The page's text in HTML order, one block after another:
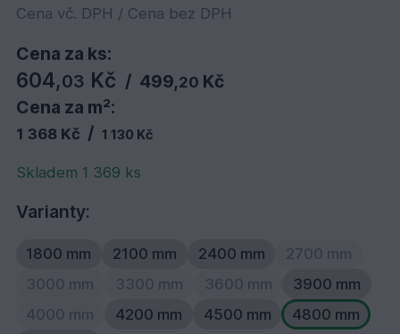
Cena vč. DPH / Cena bez DPH
Cena za ks:
604,03 Kč / 499,20 Kč
Cena za m²:
1 368 Kč / 1 130 Kč
Skladem 1 369 ks
Varianty:
1800 mm 2100 mm 2400 mm
2700 mm
3000 mm
3300 mm 3600 mm
3900 mm
4000 mm
4200 mm 4500 mm
4800 mm